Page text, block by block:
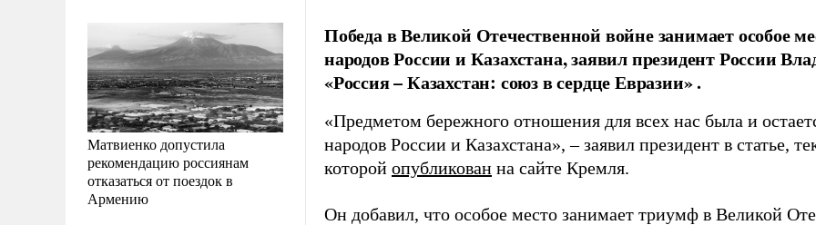
Матвиенко допустила
рекомендацию россиянам
отказаться от поездок в
Армению
Победа в Великой Отечественной войне занимает особое
народов России и Казахстана, заявил президент России
«Россия – Казахстан: союз в сердце Евразии» .
«Предметом бережного отношения для всех нас была и
народов России и Казахстана», – заявил президент в статье,
которой опубликован на сайте Кремля.
Он добавил, что особое место занимает триумф в Великой